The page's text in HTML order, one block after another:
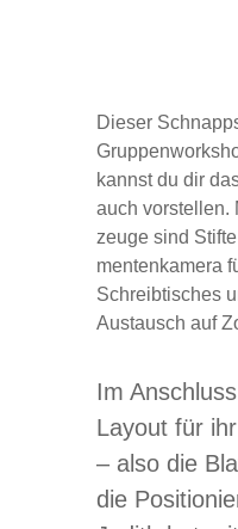
Die­ser
kannst du dir
auch
zeuge sind
men­ten­ka­mera
Schreib­ti­sches
Aus­tausch auf
Im
Lay­out für
– also die
die